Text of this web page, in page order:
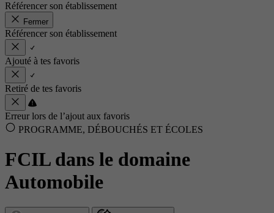
Référencer son établissement
Fermer
Référencer son établissement
Ajouté à tes favoris
Retiré de tes favoris
Erreur lors de l’ajout aux favoris
PROGRAMME, DÉBOUCHÉS ET ÉCOLES
FCIL dans le domaine
Automobile